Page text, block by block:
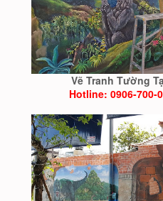
Vẽ Tranh Tường
Hotline: 0906-700-